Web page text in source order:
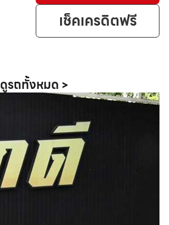
เช็คเครดิตฟรี
ดูรถทั้งหมด >